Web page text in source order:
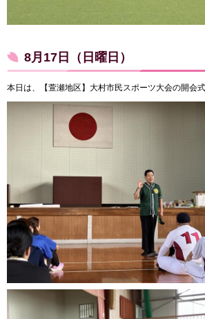
8月17日（日曜日）
本日は、【萱瀬地区】大村市民スポーツ大会の開会式